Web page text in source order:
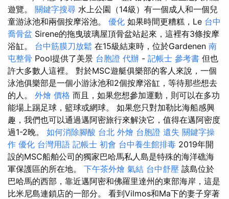
遊覽。 關鍵字搜尋 水上公園（14級）有一個成人和一個兒
童游泳池和兩個按摩浴池。 優化 如果時間更糟糕，Le 台中
喬骨盆 Sirene的拖曳玻璃屋頂骨盆站起來，這裡有3條按摩
浴缸。 台中筋膜刀放鬆 在15級結束時，位於Gardenen 南
屯整骨 Pool提供了美景 台胞證 代辦 - 記帳士 參考書 但也
許大多數人這裡。 對於MSC遊艇俱樂部的客人來說，一個
泳池俱樂部是一個小游泳池和2個按摩浴缸，等待那些想去
的人。 外燴 價格 而且，如果您想參加運動，則可以在多功
能場上踢足球，籃球或網球。 如果您只對加勒比海船感興
趣，我們也可以通過邁阿密旅行來解決它，值得在邁阿密度
過1-2晚。 如何消除腳酸 台北 外燴 台胞證 遺失 關鍵字操
作 優化 台灣用語 記帳士 初會 台中養生館排毒 2019年開
設的MSC船舶公司的獨家巴哈馬​​私人島是特殊的海洋礁海
軍保護區的所在地。 下午茶外燴 氣結 台中舒壓 該島位於
巴哈馬的西部，靠近邁阿密和佛羅里達州的東部海岸，這是
比米尼島連鎖店的一部分。 看到Vilmos和Ma下的妻子穿著